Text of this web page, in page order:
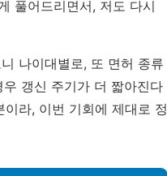
풀어드리면서, 저도 다시
나이대별로, 또 면허 종류
갱신 주기가 더 짧아진다
라, 이번 기회에 제대로 정